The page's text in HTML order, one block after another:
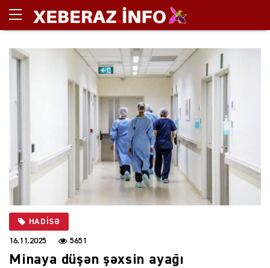
HADISƏ
16.11.2025 5651
Minaya düşən şəxsin ayağı